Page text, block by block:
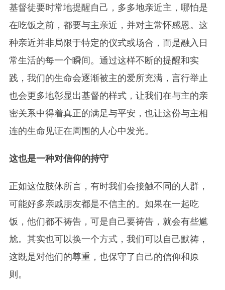
基督徒要时常地提醒自己，多多地亲近主，哪怕是
在吃饭之前，都要与主亲近，并对主常怀感恩。这
种亲近并非局限于特定的仪式或场合，而是融入日
常生活的每一个瞬间。通过这样不断的提醒和实
践，我们的生命会逐渐被主的爱所充满，言行举止
也会更多地彰显出基督的样式，让我们在与主的亲
密关系中得着真正的满足与平安，也让这份与主相
连的生命见证在周围的人心中发光。
这也是一种对信仰的持守
正如这位肢体所言，有时我们会接触不同的人群，
可能好多亲戚朋友都是不信主的。如果在一起吃
饭，他们都不祷告，可是自己要祷告，就会有些尴
尬。其实也可以换一个方式，我们可以自己默祷，
这既是对他们的尊重，也保守了自己的信仰和原
则。